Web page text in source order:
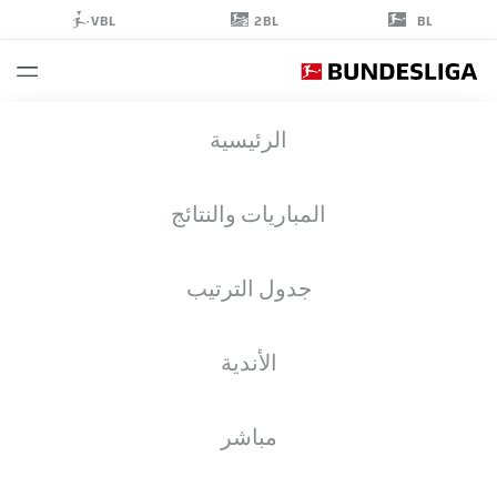
BL
2BL
VBL
الرئيسية
المباريات والنتائج
جدول الترتيب
الأندية
مباشر
SCHLOTTERBECK